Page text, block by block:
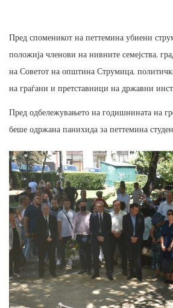
Пред споменикот на петтемина убиени
положија членови на нивните семејства,
на Советот на општина Струмица,
на граѓани и претставници на државни
Пред одбележувањето на годишнината на
беше одржана панихида за петтемина